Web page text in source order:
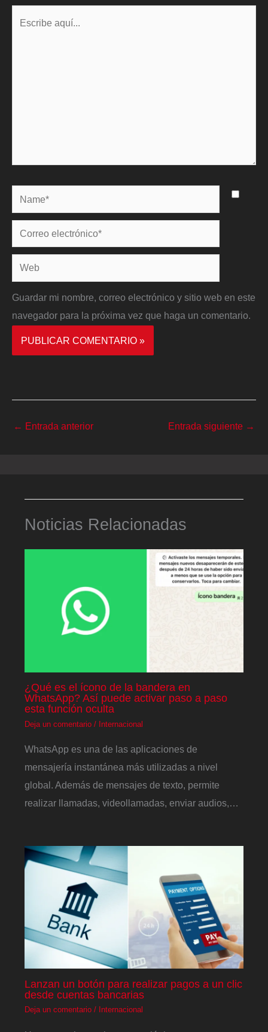
Name*
Correo
electrónico*
Web
Guardar mi nombre, correo electrónico y sitio web en este
navegador para la próxima vez que haga un comentario.
← Entrada anterior Entrada siguiente →
Noticias Relacionadas
¿Qué es el ícono de la bandera en
WhatsApp? Así puede activar paso a paso
esta función oculta
Deja un comentario / Internacional
WhatsApp es una de las aplicaciones de
mensajería instantánea más utilizadas a nivel
global. Además de mensajes de texto, permite
realizar llamadas, videollamadas, enviar audios,…
Lanzan un botón para realizar pagos a un clic
desde cuentas bancarias
Deja un comentario / Internacional